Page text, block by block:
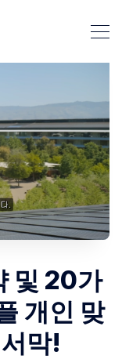
및 20가
개인 맞
막!